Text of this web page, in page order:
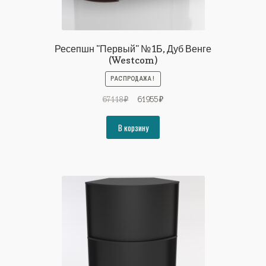
Ресепшн "Первый" №1Б, Дуб Венге
(Westcom)
РАСПРОДАЖА!
67118₽
Первоначальная
составляла
67118₽.
61955₽Текущая
В корзину